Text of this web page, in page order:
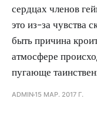
сердцах членов
это из-за чувства
быть причина
атмосфере
пугающе
ADMIN15 МАР. 2017 Г.